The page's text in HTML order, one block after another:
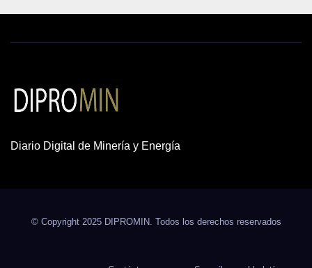
Diario Digital de Minería y Energía
© Copyright 2025 DIPROMIN. Todos los derechos reservados